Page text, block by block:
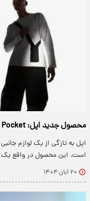
محصول جدید اپل: iPhone Pocket با قیمت ۲۳۰ دلار معرفی شد
است. این محصول در واقع
۲۰ آبان ۱۴۰۴